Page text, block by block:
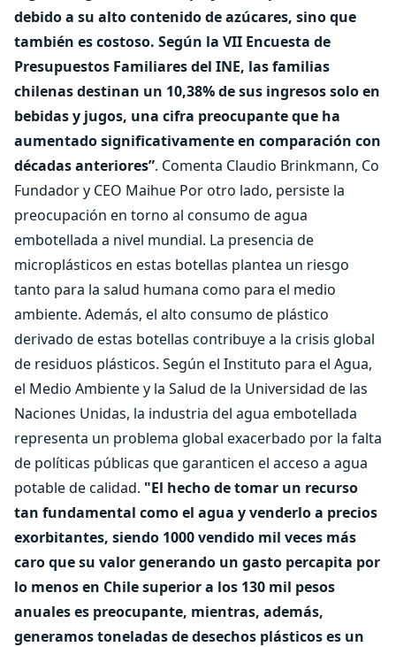
debido a su alto contenido de azúcares, sino que
también es costoso. Según la VII Encuesta de
Presupuestos Familiares del INE, las familias
chilenas destinan un 10,38% de sus ingresos solo en
bebidas y jugos, una cifra preocupante que ha
aumentado significativamente en comparación con
décadas anteriores”. Comenta Claudio Brinkmann, Co
Fundador y CEO Maihue Por otro lado, persiste la
preocupación en torno al consumo de agua
embotellada a nivel mundial. La presencia de
microplásticos en estas botellas plantea un riesgo
tanto para la salud humana como para el medio
ambiente. Además, el alto consumo de plástico
derivado de estas botellas contribuye a la crisis global
de residuos plásticos. Según el Instituto para el Agua,
el Medio Ambiente y la Salud de la Universidad de las
Naciones Unidas, la industria del agua embotellada
representa un problema global exacerbado por la falta
de políticas públicas que garanticen el acceso a agua
potable de calidad. "El hecho de tomar un recurso
tan fundamental como el agua y venderlo a precios
exorbitantes, siendo 1000 vendido mil veces más
caro que su valor generando un gasto percapita por
lo menos en Chile superior a los 130 mil pesos
anuales es preocupante, mientras, además,
generamos toneladas de desechos plásticos es un